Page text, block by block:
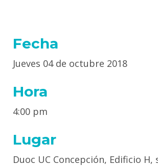
Fecha
Jueves 04 de octubre 2018
Hora
4:00 pm
Lugar
Duoc UC Concepción, Edificio H,